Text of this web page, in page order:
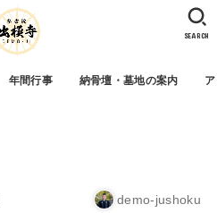
年間行事 納骨壇・墓地の案内
SEARCH
demo-jushoku